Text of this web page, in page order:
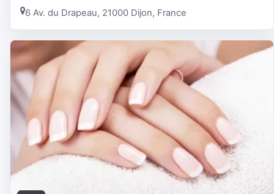
6 Av. du Drapeau, 21000 Dijon, France